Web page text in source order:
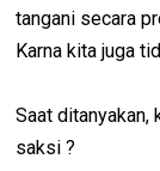
tangani secara
Karna kita juga
Saat ditanyakan,
saksi ?